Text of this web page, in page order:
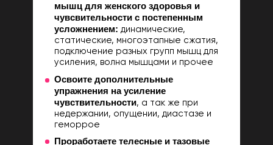
Освоите дополнительные
упражнения на усиление
чувствительности, а так же при
недержании, опущении, диастазе и
геморрое
Проработаете телесные и тазовые
мышц для женского здоровья и
чувсвительности с постепенным
усложнением: динамические,
статические, многоэтапные сжатия,
подключение разных групп мышц для
усиления, волна мышцами и прочее